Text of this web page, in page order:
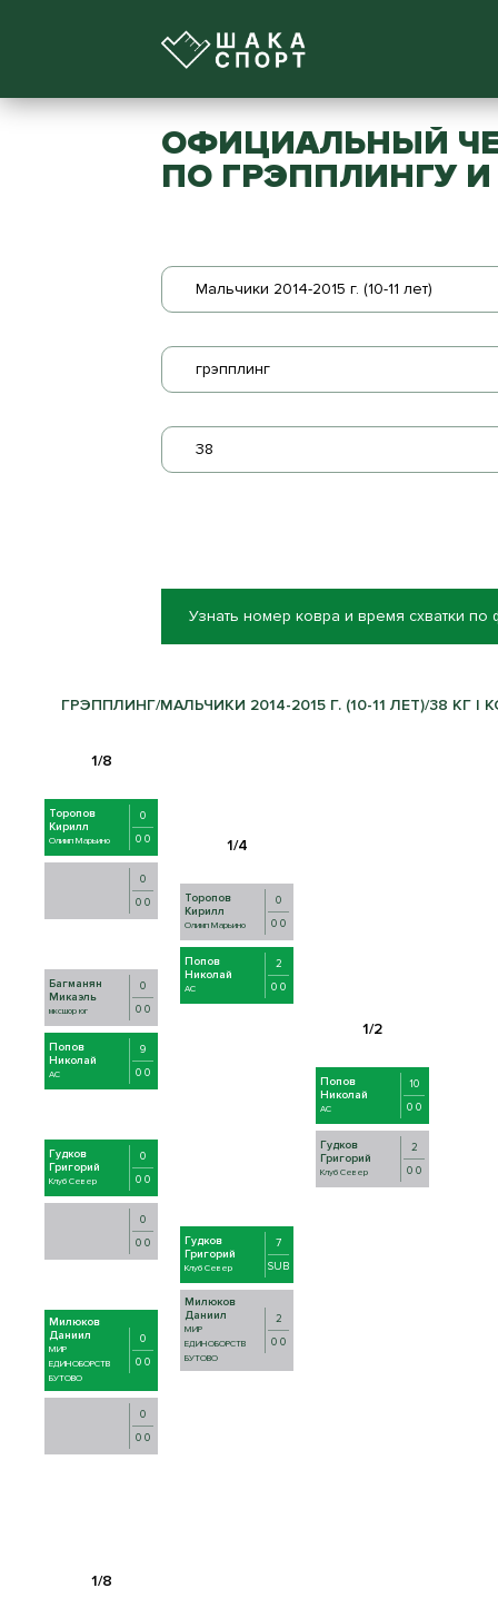
ОФИЦИАЛЬНЫЙ
ПО ГРЭППЛИНГУ И
Мальчики 2014-2015 г. (10-11 лет)
грэпплинг
38
Узнать номер ковра и время схватки по
ГРЭППЛИНГ/МАЛЬЧИКИ 2014-2015 Г. (10-11 ЛЕТ)/38 КГ |
Торопов
Кирилл
Олимп Марьино
0
0 0
0
0 0
Багманян
Микаэль
мксшор юг
0
0 0
Попов
Николай
AC
9
0 0
Гудков
Григорий
Клуб Север
0
0 0
0
0 0
Милюков
Даниил
МИР
ЕДИНОБОРСТВ
БУТОВО
0
0 0
0
0 0
Торопов
Кирилл
Олимп Марьино
0
0 0
Попов
Николай
AC
2
0 0
Гудков
Григорий
Клуб Север
7
SUB
Милюков
Даниил
МИР
ЕДИНОБОРСТВ
БУТОВО
2
0 0
Попов
Николай
AC
10
0 0
Гудков
Григорий
Клуб Север
2
0 0